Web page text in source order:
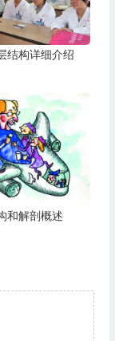
结构详细介绍
和解剖概述